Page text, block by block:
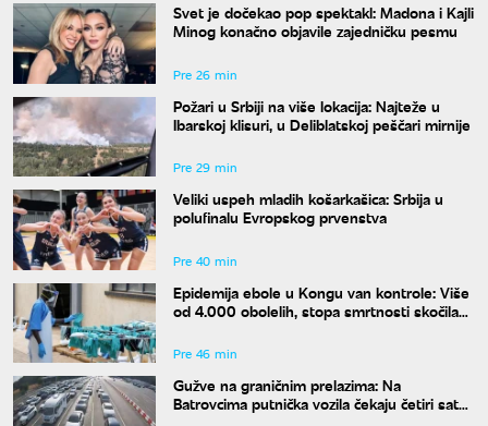
Svet je dočekao pop spektakl: Madona i Kajli
Minog konačno objavile zajedničku pesmu
Pre 26 min
Požari u Srbiji na više lokacija: Najteže u
Ibarskoj klisuri, u Deliblatskoj peščari mirnije
Pre 29 min
Veliki uspeh mladih košarkašica: Srbija u
polufinalu Evropskog prvenstva
Pre 40 min
Epidemija ebole u Kongu van kontrole: Više
od 4.000 obolelih, stopa smrtnosti skočila
Pre 46 min
Gužve na graničnim prelazima: Na
Batrovcima putnička vozila čekaju četiri sata